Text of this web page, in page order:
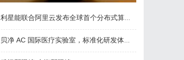
利星能联合阿里云发布全球首个分布式算电协同解决方案
贝净 AC 国际医疗实验室，标准化研发体系全解析